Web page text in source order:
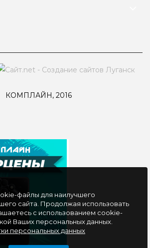
КОМПЛАЙН, 2016
файлы для наилучшего
сайта. Продолжая использовать
с использованием cookie-
Ваших персональных данных.
персональных данных